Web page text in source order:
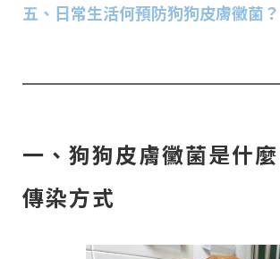
五、日常生活何預防狗狗皮膚黴菌？
一、狗狗皮膚黴菌是什
傳染方式